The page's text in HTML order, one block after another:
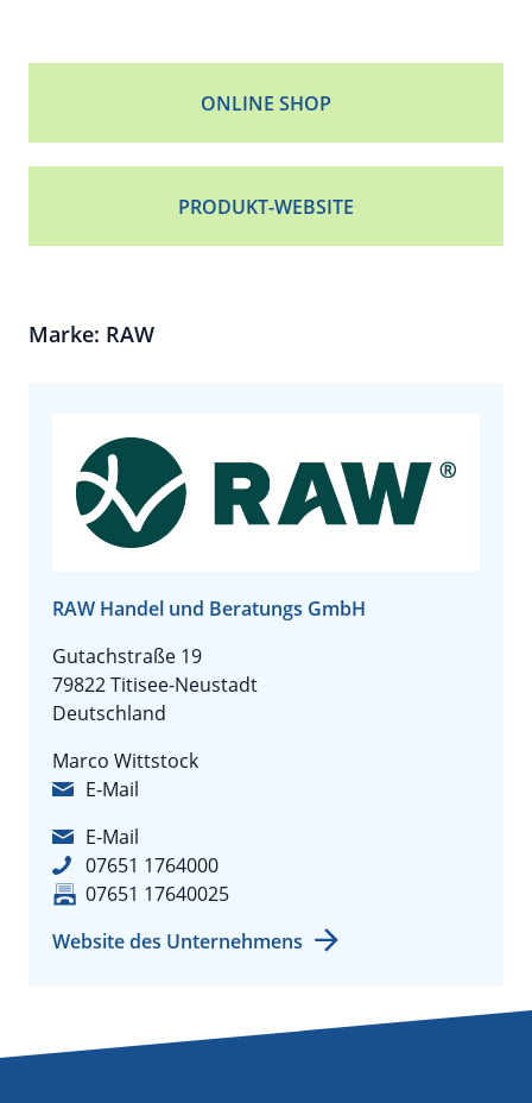
ONLINE SHOP
PRODUKT-WEBSITE
Marke: RAW
RAW Handel und Beratungs GmbH
Gutachstraße 19
79822 Titisee-Neustadt
Deutschland
Marco Wittstock
E-Mail
E-Mail
07651 1764000
07651 17640025
Website des Unternehmens